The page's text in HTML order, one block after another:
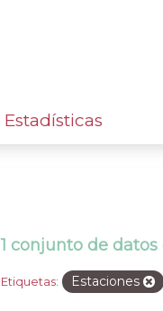
Estadísticas
1 conjunto de
Etiquetas: Estaciones